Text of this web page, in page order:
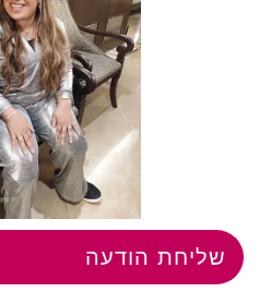
שליחת הודעה